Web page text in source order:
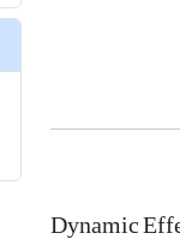
Dynamic